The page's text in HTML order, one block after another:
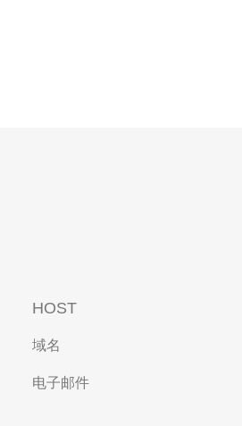
HOST
域名
电子邮件